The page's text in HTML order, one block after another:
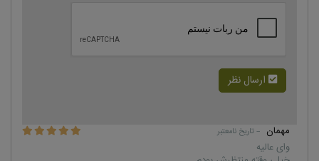
ارسال نظر
مهمان – تاریخ نامعتبر
وای عالیه